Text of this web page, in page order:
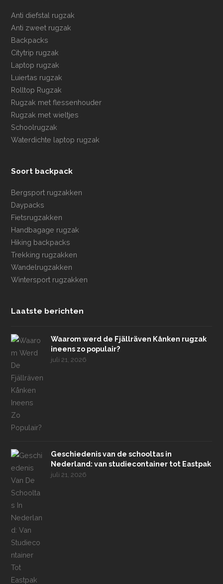
Anti diefstal rugzak
Anti zweet rugzak
Backpacks
Citytrip rugzak
Laptop rugzak
Luiertas rugzak
Rolltop Rugzak
Rugzak met flessenhouder
Rugzak met wieltjes
Schoolrugzak
Waterdichte laptop rugzak
Soort backpack
Bergsport rugzakken
Daypacks
Fietsrugzakken
Handbagage rugzak
Hiking backpacks
Trekking rugzakken
Wandelrugzakken
Wintersport rugzakken
Laatste berichten
Waarom werd de Fjällräven Kånken rugzak
ineens zo populair?
juli 21, 2026
Geschiedenis van de schooltas in
Nederland: van studiecontainer tot Eastpak
juli 21, 2026